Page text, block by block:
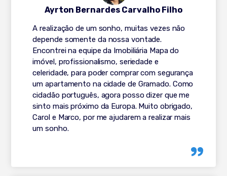
A realização de um sonho, muitas vezes não
depende somente da nossa vontade.
Encontrei na equipe da Imobiliária Mapa do
imóvel, profissionalismo, seriedade e
celeridade, para poder comprar com segurança
um apartamento na cidade de Gramado. Como
cidadão português, agora posso dizer que me
sinto mais próximo da Europa. Muito obrigado,
Carol e Marco, por me ajudarem a realizar mais
um sonho.
Ayrton Bernardes Carvalho Filho